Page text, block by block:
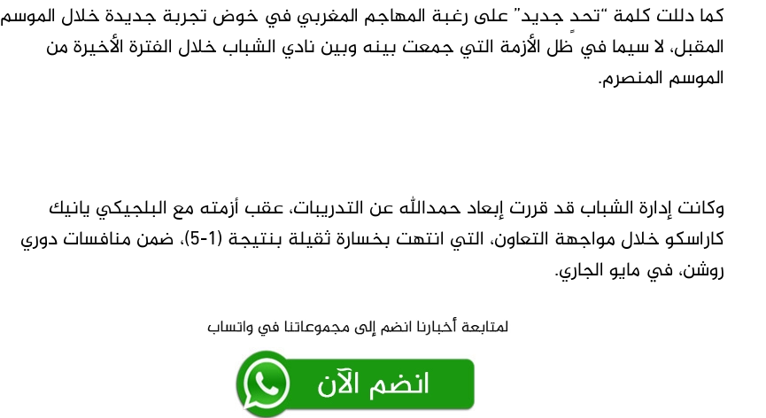
كما دللت كلمة “تحدٍ جديد” على رغبة المهاجم المغربي في خوض تجربة جديدة خلال الموسم
المقبل، لا سيما في ظل الأزمة التي جمعت بينه وبين نادي الشباب خلال الفترة الأخيرة من
الموسم المنصرم.
وكانت إدارة الشباب قد قررت إبعاد حمدالله عن التدريبات، عقب أزمته مع البلجيكي يانيك
كاراسكو خلال مواجهة التعاون، التي انتهت بخسارة ثقيلة بنتيجة (1-5)، ضمن منافسات دوري
روشن، في مايو الجاري.